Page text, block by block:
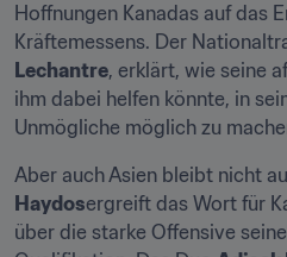
Hoffnungen Kanadas auf das
Kräftemessens. Der
Lechantre, erklärt, wie seine
ihm dabei helfen könnte, in
Unmögliche möglich zu
Aber auch Asien bleibt nicht
Haydosergreift das Wort für
über die starke Offensive